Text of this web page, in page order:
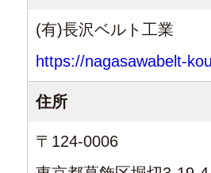
(有)長沢ベルト工業
https://nagasawabelt-
住所
〒124-0006